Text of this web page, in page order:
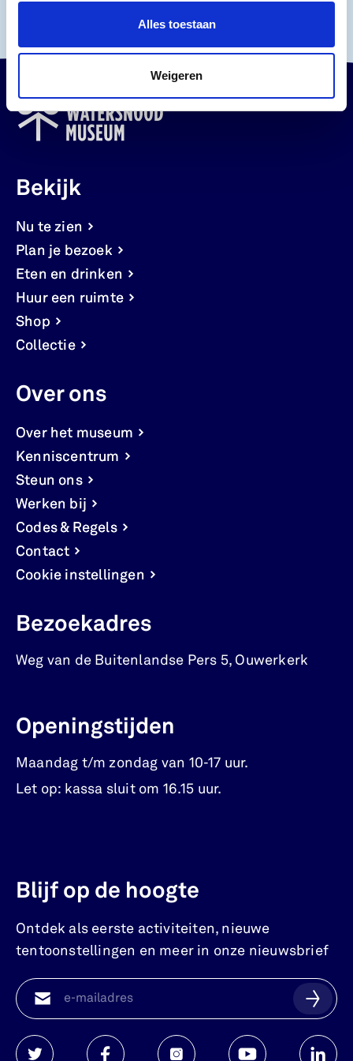
Alles toestaan
Weigeren
Bekijk
Nu te zien
Plan je bezoek
Eten en drinken
Huur een ruimte
Shop
Collectie
Over ons
Over het museum
Kenniscentrum
Steun ons
Werken bij
Codes & Regels
Contact
Cookie instellingen
Bezoekadres
Weg van de Buitenlandse Pers 5, Ouwerkerk
Openingstijden
Maandag t/m zondag van 10-17 uur.
Let op: kassa sluit om 16.15 uur.
Blijf op de hoogte
Ontdek als eerste activiteiten, nieuwe
tentoonstellingen en meer in onze nieuwsbrief